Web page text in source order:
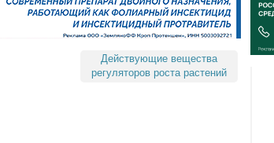
Действующие вещества
регуляторов роста растений